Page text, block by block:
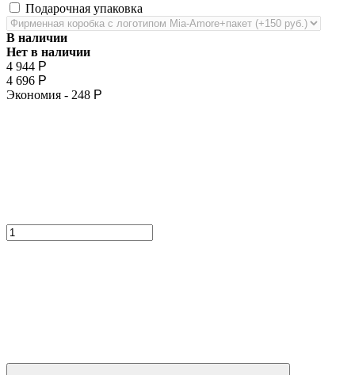
Подарочная упаковка
В наличии
Нет в наличии
4 944 Р
4 696 Р
Экономия - 248 Р